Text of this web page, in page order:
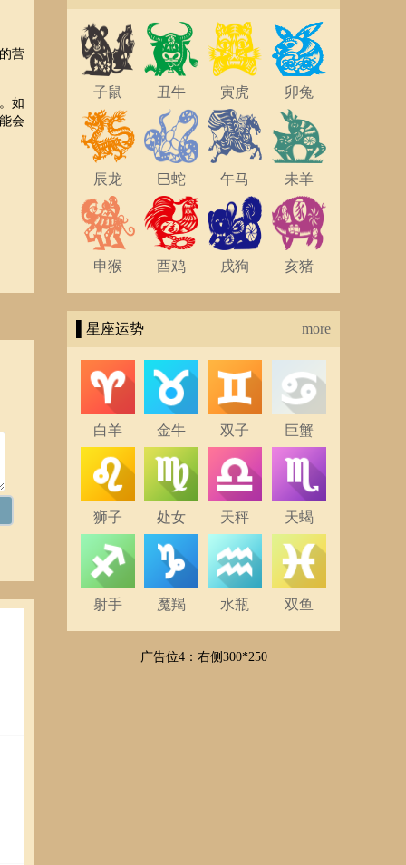
营
如
会
子鼠 丑牛 寅虎 卯兔
辰龙 巳蛇 午马 未羊
申猴 酉鸡 戌狗 亥猪
▌星座运势 more
白羊 金牛 双子 巨蟹
狮子 处女 天秤 天蝎
射手 魔羯 水瓶 双鱼
广告位4：右侧300*250